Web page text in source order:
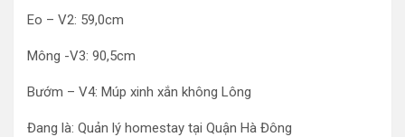
Eo – V2: 59,0cm
Mông -V3: 90,5cm
Bướm – V4: Múp xinh xắn không Lông
Đang là: Quản lý homestay tại Quận Hà Đông